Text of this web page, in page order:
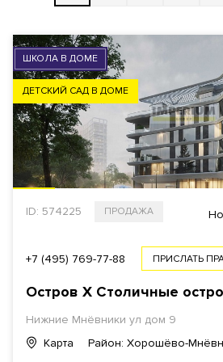
ВЫБРАТЬ НА
СТОИМОСТЬ
Общая
₽ $ € ₿
ПЛОЩАДЬ
КОМНАТ ОТ 1
ШКОЛА В ДОМЕ
ДЕТСКИЙ САД В ДОМЕ
ID: 574225 ПРОДАЖА
+7 (495) 769-77-88 ПРИСЛАТЬ
Остров X Столичные
Нижние Мнёвники ул дом 9
Карта
Район: Хорошёво-